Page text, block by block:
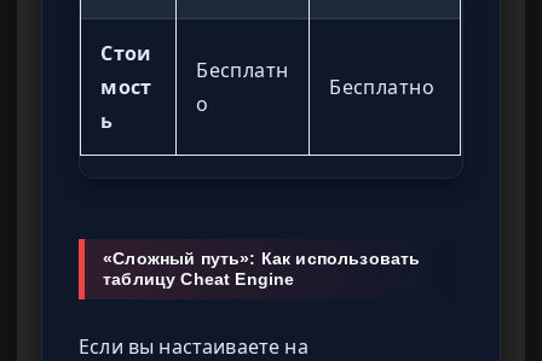
Стои
мост
ь
Бесплатн
о
Бесплатно
«Сложный путь»: Как использовать
таблицу Cheat Engine
Если вы настаиваете на